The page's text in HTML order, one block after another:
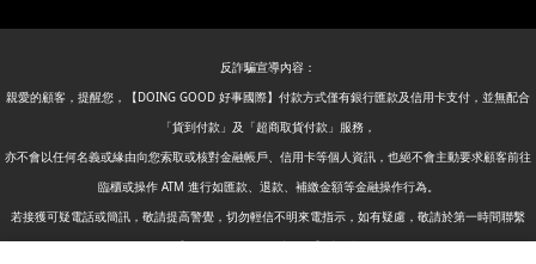
反詐騙宣導內容：
親愛的顧客，提醒您，【DOING GOOD 好事國際】付款方式僅有銀行匯款及信用卡支付，並無配合
「貨到付款」及「超商取貨付款」服務，
亦不會以任何名義或緣由向您索取或核對金融帳戶、信用卡等個人資訊，也絕不會主動要求顧客前往
臨櫃或操作 ATM 進行如匯款、退款、補繳金額等金融操作行為。
若接獲可疑電話或簡訊，敬請提高警覺，切勿輕信不明來電指示，如有疑慮，敬請於第一時間聯繫